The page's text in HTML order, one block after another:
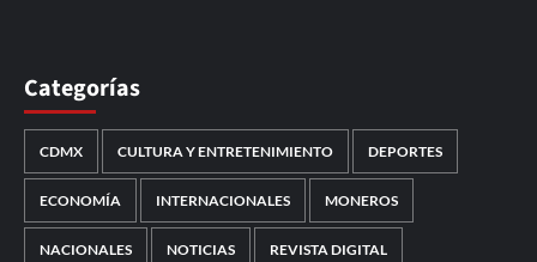
Categorías
CDMX CULTURA Y ENTRETENIMIENTO DEPORTES
ECONOMÍA INTERNACIONALES MONEROS
NACIONALES NOTICIAS REVISTA DIGITAL